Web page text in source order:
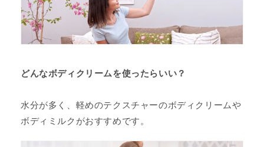
どんなボディクリームを使ったらいい？
水分が多く、軽めのテクスチャーのボディクリームや
ボディミルクがおすすめです。